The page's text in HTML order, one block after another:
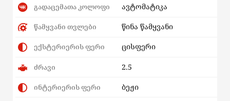
გადაცემათა კოლოფი ავტომატიკა
წამყვანი თვლები წინა წამყვანი
ექსტერიერის ფერი ცისფერი
ძრავი 2.5
ინტერიერის ფერი ბეჟი